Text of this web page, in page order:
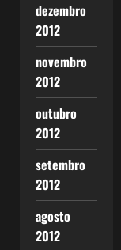
dezembro
2012
novembro
2012
outubro
2012
setembro
2012
agosto
2012